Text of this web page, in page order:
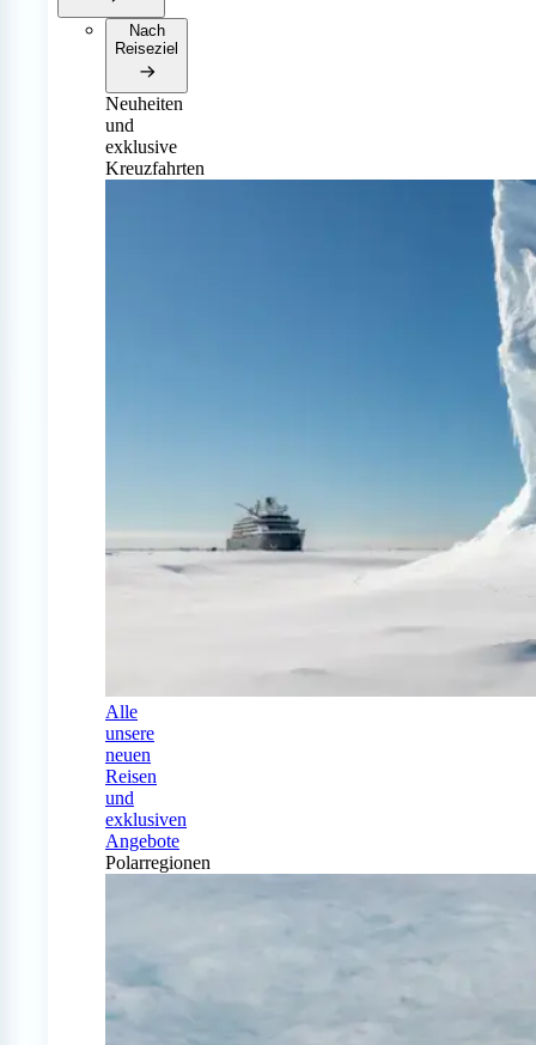
Nach
Reiseziel
Neuheiten
und
exklusive
Kreuzfahrten
Alle
unsere
neuen
Reisen
und
exklusiven
Angebote
Polarregionen